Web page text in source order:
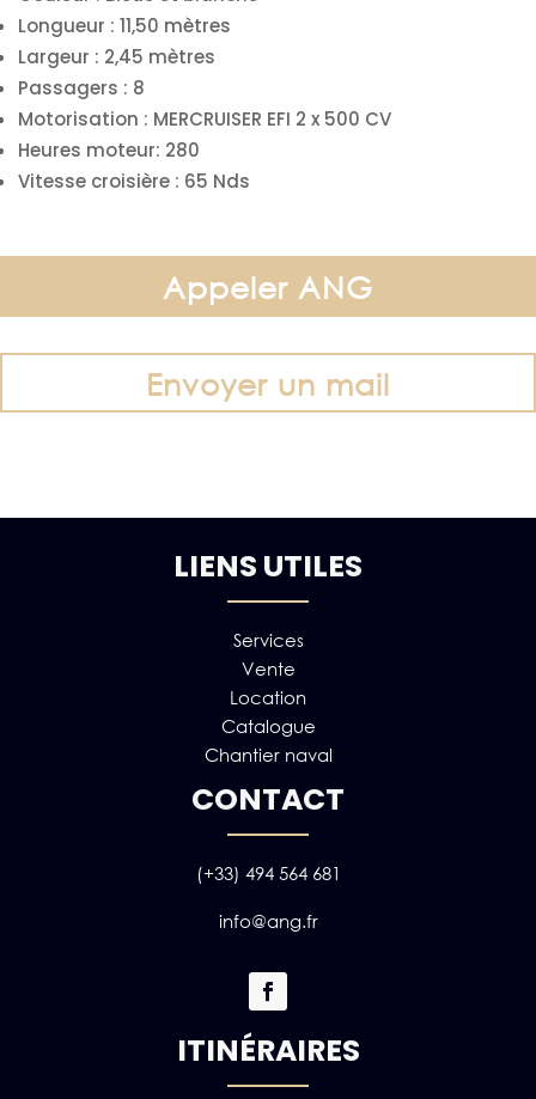
Longueur : 11,50 mètres
Largeur : 2,45 mètres
Passagers : 8
Motorisation : MERCRUISER EFI 2 x 500 CV
Heures moteur: 280
Vitesse croisière : 65 Nds
Appeler ANG
Envoyer un mail
LIENS UTILES
Services
Vente
Location
Catalogue
Chantier naval
CONTACT
(+33) 494 564 681
info@ang.fr
ITINÉRAIRES